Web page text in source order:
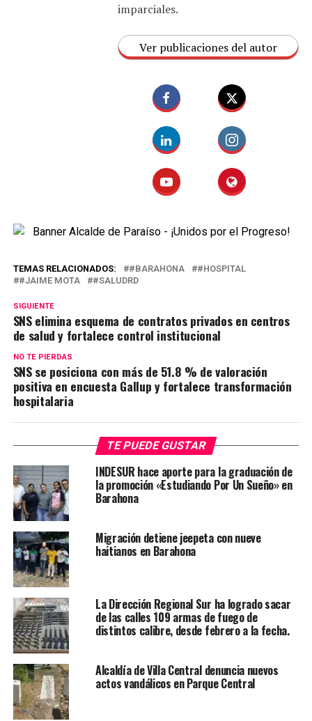
imparciales.
Ver publicaciones del autor
TEMAS RELACIONADOS: #BARAHONA
#HOSPITAL
#JAIME MOTA
#SALUDRD
SIGUIENTE
SNS elimina esquema de contratos privados en centros
de salud y fortalece control institucional
NO TE PIERDAS
SNS se posiciona con más de 51.8 % de valoración
positiva en encuesta Gallup y fortalece transformación
hospitalaria
TE PUEDE GUSTAR
INDESUR hace aporte para la graduación de
la promoción «Estudiando Por Un Sueño» en
Barahona
Migración detiene jeepeta con nueve
haitianos en Barahona
La Dirección Regional Sur ha logrado sacar
de las calles 109 armas de fuego de
distintos calibre, desde febrero a la fecha.
Alcaldía de Villa Central denuncia nuevos
actos vandálicos en Parque Central